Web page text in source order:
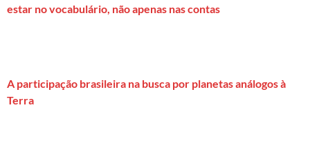
estar no vocabulário, não apenas nas contas
A participação brasileira na busca por planetas análogos à
Terra